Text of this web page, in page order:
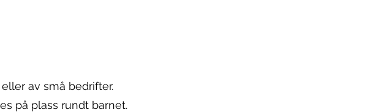
av små bedrifter.
på plass rundt barnet.